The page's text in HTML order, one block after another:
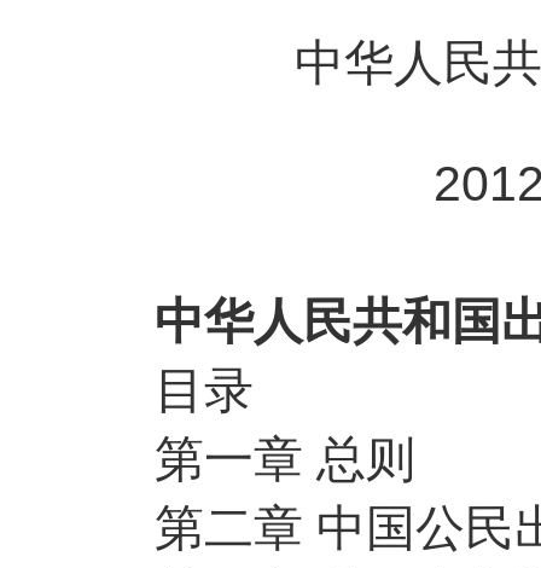
中华人民
中华人民共和国出
目录
第一章 总则
第二章 中国公民